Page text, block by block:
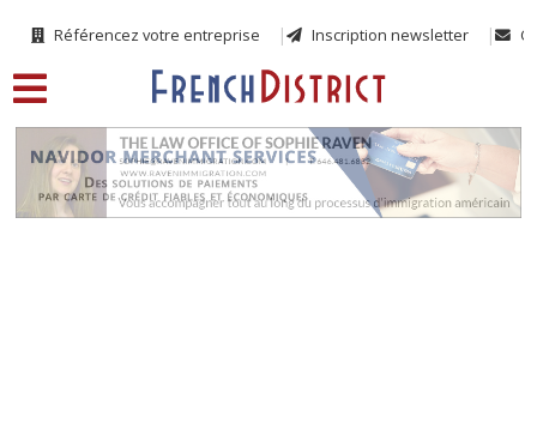
Référencez votre entreprise Inscription newsletter